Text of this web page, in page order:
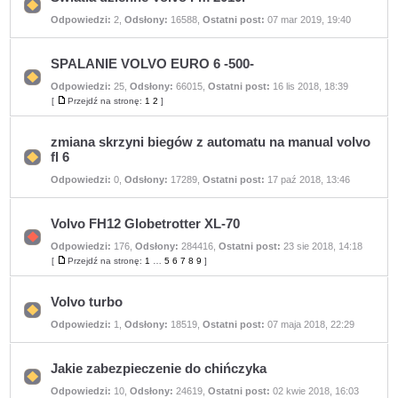
Nie
nieprzeczytanych
Odpowiedzi: 2 ,Odsłony: 16588 ,Ostatni post: 07 mar 2019, 19:40
Nie
ma
postów
SPALANIE VOLVO EURO 6 -500-
Odpowiedzi: 25 ,Odsłony: 66015 ,Ostatni post: 16 lis 2018, 18:39
[
Przejdź
na
Przejdź na stronę: 1 2 ]
ma
postów
zmiana skrzyni biegów z automatu na manual volvo
fl 6
Odpowiedzi: 0 ,Odsłony: 17289 ,Ostatni post: 17 paź 2018, 13:46
Nie
ma
postów
Volvo FH12 Globetrotter XL-70
Odpowiedzi: 176 ,Odsłony: 284416 ,Ostatni post: 23 sie 2018, 14:18
[
Przejdź
na
Przejdź na stronę: 1 …5 6 7 8 9 ]
Nie
nieprzeczytanych
Volvo turbo
Odpowiedzi: 1 ,Odsłony: 18519 ,Ostatni post: 07 maja 2018, 22:29
Nie
Jakie zabezpieczenie do chińczyka
Odpowiedzi: 10 ,Odsłony: 24619 ,Ostatni post: 02 kwie 2018, 16:03